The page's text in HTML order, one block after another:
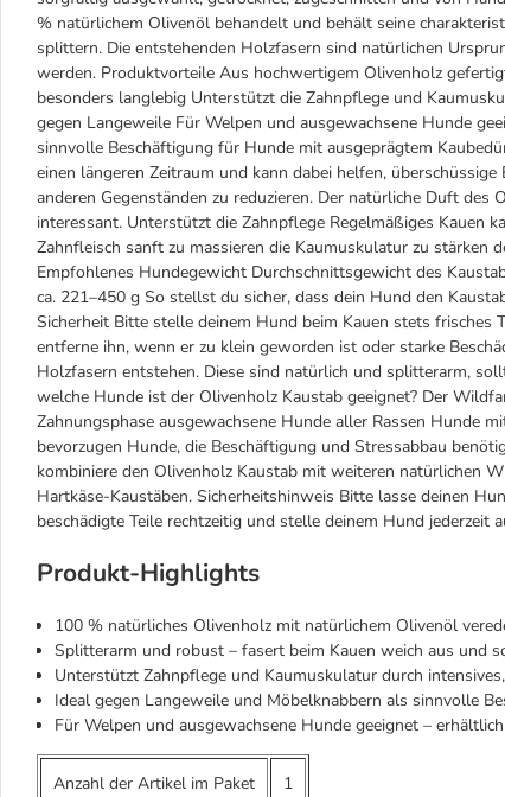
% natürlichem Olivenöl behandelt und behält seine
splittern. Die entstehenden Holzfasern sind natürlichen
werden. Produktvorteile Aus hochwertigem Olivenholz
besonders langlebig Unterstützt die Zahnpflege und
gegen Langeweile Für Welpen und ausgewachsene Hunde
sinnvolle Beschäftigung für Hunde mit ausgeprägtem
einen längeren Zeitraum und kann dabei helfen,
anderen Gegenständen zu reduzieren. Der natürliche Duft
interessant. Unterstützt die Zahnpflege Regelmäßiges Kauen
Zahnfleisch sanft zu massieren die Kaumuskulatur zu stärken
Empfohlenes Hundegewicht Durchschnittsgewicht des
ca. 221–450 g So stellst du sicher, dass dein Hund den
Sicherheit Bitte stelle deinem Hund beim Kauen stets
entferne ihn, wenn er zu klein geworden ist oder starke
Holzfasern entstehen. Diese sind natürlich und splitterarm,
welche Hunde ist der Olivenholz Kaustab geeignet? Der
Zahnungsphase ausgewachsene Hunde aller Rassen Hunde
bevorzugen Hunde, die Beschäftigung und Stressabbau
kombiniere den Olivenholz Kaustab mit weiteren natürlichen
Hartkäse-Kaustäben. Sicherheitshinweis Bitte lasse deinen
beschädigte Teile rechtzeitig und stelle deinem Hund jederzeit
Produkt-Highlights
100 % natürliches Olivenholz mit natürlichem Olivenöl
Splitterarm und robust – fasert beim Kauen weich aus und
Unterstützt Zahnpflege und Kaumuskulatur durch
Ideal gegen Langeweile und Möbelknabbern als sinnvolle
Für Welpen und ausgewachsene Hunde geeignet –
Anzahl der Artikel im Paket 1